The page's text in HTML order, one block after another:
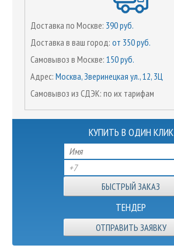
Доставка по Москве: 390 руб.
Доставка в ваш город: от 350 руб.
Самовывоз в Москве: 150 руб.
Адрес: Москва, Зверинецкая ул., 12, 3Ц
Самовывоз из СДЭК: по их тарифам
КУПИТЬ В ОДИН КЛИК
ТЕНДЕР
ОТПРАВИТЬ ЗАЯВКУ